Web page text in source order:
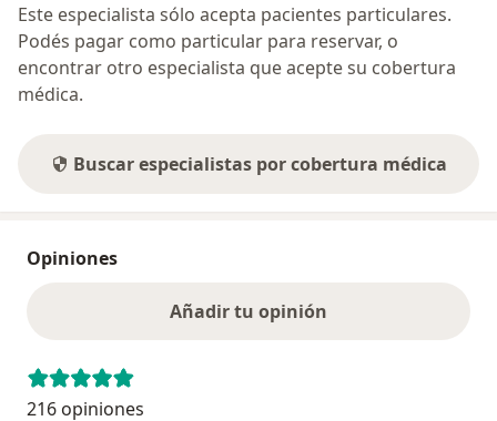
Este especialista sólo acepta pacientes particulares.
Podés pagar como particular para reservar, o
encontrar otro especialista que acepte su cobertura
médica.
Buscar especialistas por cobertura médica
Opiniones
Añadir tu opinión
216 opiniones